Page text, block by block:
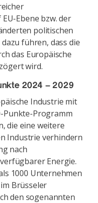
Ebene bzw. der
politischen
führen, dass die
das Europäische
wird.
2024 – 2029
Industrie mit
Punkte-Programm
die eine weitere
Industrie verhindern
nach
Energie.
1000 Unternehmen
Brüsseler
den sogenannten